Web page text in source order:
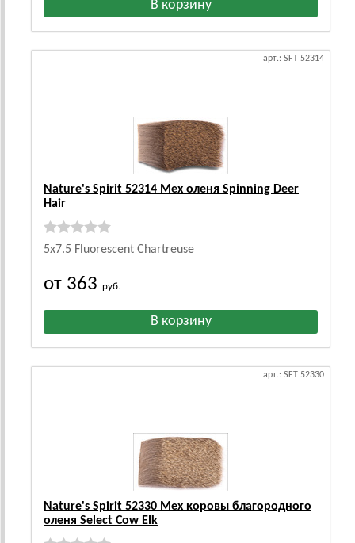
арт.: SFT 52314
Nature's Spirit 52314 Мех оленя Spinning Deer
Hair
5х7.5 Fluorescent Chartreuse
от 363 руб.
арт.: SFT 52330
Nature's Spirit 52330 Мех коровы благородного
оленя Select Cow Elk